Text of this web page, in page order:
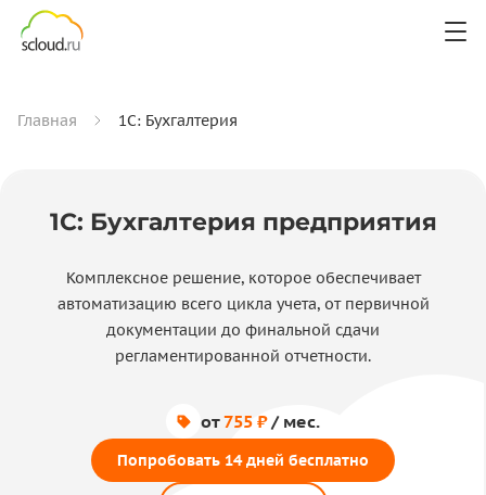
Главная 1С: Бухгалтерия
1С: Бухгалтерия предприятия
Комплексное решение, которое обеспечивает
автоматизацию всего цикла учета, от первичной
документации до финальной сдачи
регламентированной отчетности.
от755 ₽/ мес.
Попробовать 14 дней бесплатно